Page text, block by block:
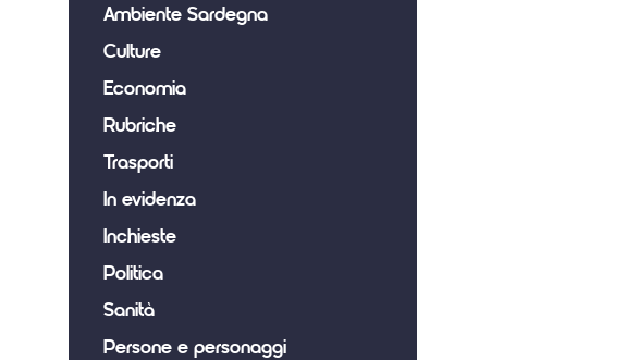
Ambiente Sardegna
Culture
Economia
Rubriche
Trasporti
In evidenza
Inchieste
Politica
Sanità
Persone e personaggi